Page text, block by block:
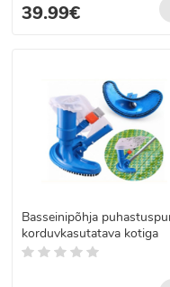
eluks.
39.99€
Basseinipõhja
korduvkasutatava kotiga